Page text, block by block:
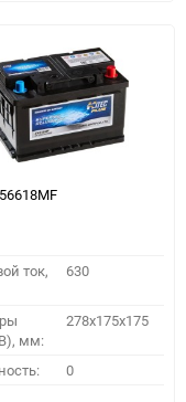
ток,
630
мм:
278x175x175
0